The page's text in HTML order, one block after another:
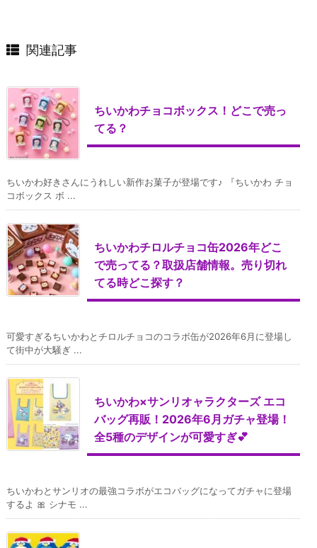
関連記事
ちいかわチョコボックス！どこで売っ
てる？
ちいかわ好きさんにうれしい新作お菓子が登場です♪ 『ちいかわ チョ
コボックス ボ ...
ちいかわチロルチョコ缶2026年どこ
で売ってる？取扱店舗情報。売り切れ
てる時どこ探す？
可愛すぎるちいかわとチロルチョコのコラボ缶が2026年6月に登場し
て街中が大騒ぎ ...
ちいかわ×サンリオャラクターズ エコ
バッグ再販！2026年6月ガチャ登場！
全5種のデザインが可愛すぎ💕
ちいかわとサンリオの最強コラボがエコバッグになってガチャに登場
するよ 🎀 シナモ ...